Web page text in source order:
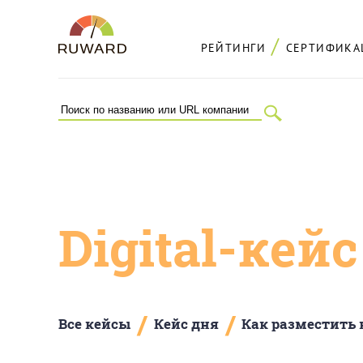
РЕЙТИНГИ
Digital-
Все кейсы / Кейс дня / Как разместить